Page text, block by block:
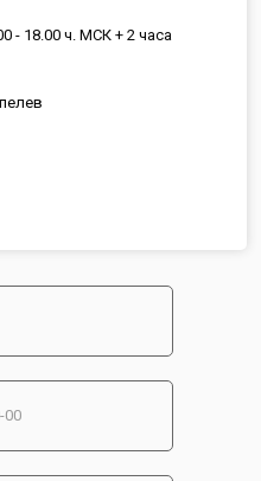
- 18.00 ч. МСК + 2 часа